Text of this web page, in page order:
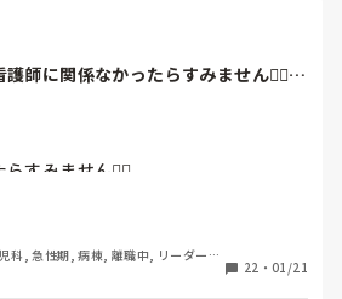
師に関係なかったらすみません🙇‍♀️私
すみません🙇‍♀️
ら言われるのでそうかなと思っている
張れる人、母性がある人、しっかり者
に惚れやすいorダメンズを育てやすい
科, 急性期, 病棟, 離職中, リーダー,
22 ・ 01/21